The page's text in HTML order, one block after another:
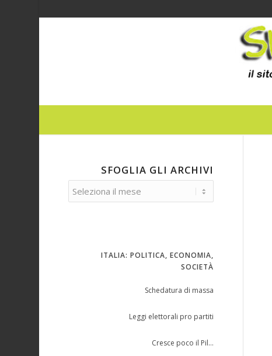
SFOGLIA GLI ARCHIVI
ITALIA: POLITICA, ECONOMIA,
SOCIETÀ
Schedatura di massa
Leggi elettorali pro partiti
Cresce poco il Pil…